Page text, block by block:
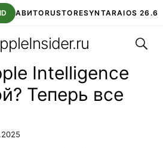
АВИТОRUSTORESYNTARAIOS 26.6
ROBLOXВТБ ОНЛАЙН
Intelligence
Теперь все